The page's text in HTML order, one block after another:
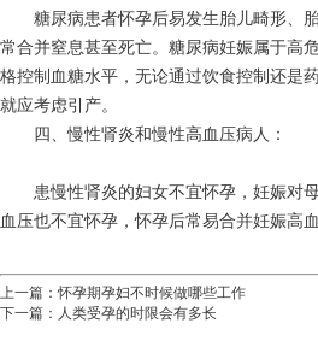
糖尿病患者怀孕后易发生胎儿畸形、胎
常合并窒息甚至死亡。糖尿病妊娠属于高
格控制血糖水平，无论通过饮食控制还是
就应考虑引产。
四、慢性肾炎和慢性高血压病人：
患慢性肾炎的妇女不宜怀孕，妊娠对母
血压也不宜怀孕，怀孕后常易合并妊娠高
上一篇：怀孕期孕妇不时候做哪些工作
下一篇： 人类受孕的时限会有多长